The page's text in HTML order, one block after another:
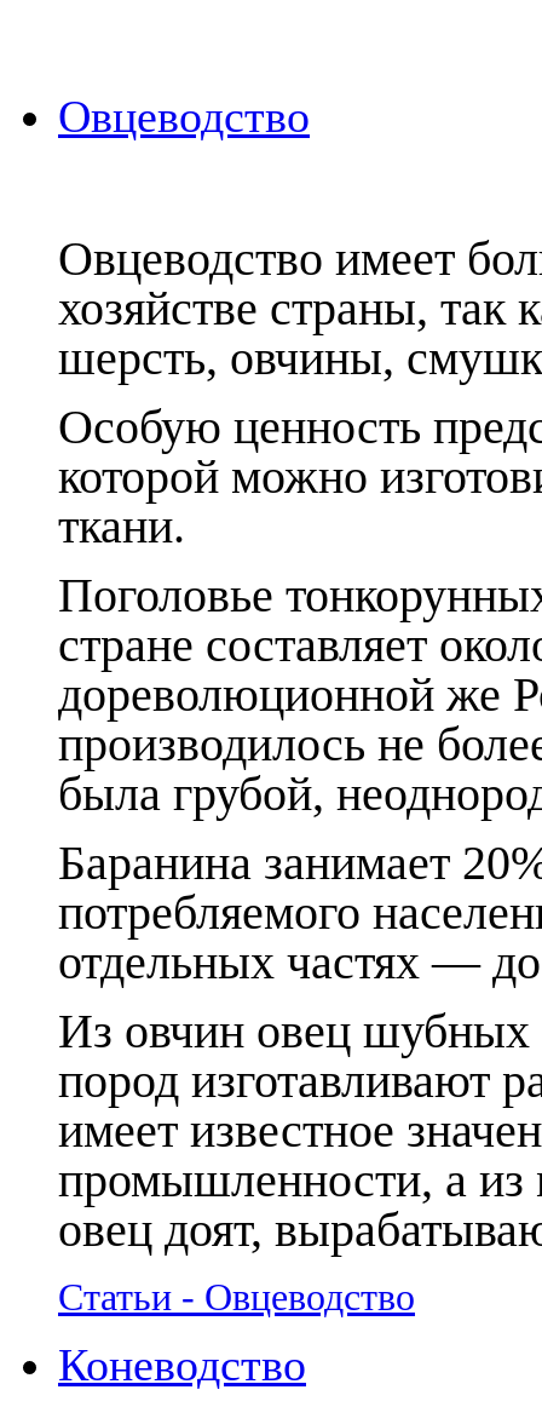
Овцеводство
Овцеводство имеет
хозяйстве страны,
шерсть, овчины,
Особую ценность
которой можно
ткани.
Поголовье
стране составляет
дореволюционной же
производилось не
была грубой,
Баранина занимает
потребляемого
отдельных частях —
Из овчин овец
пород изготавливают
имеет известное
промышленности, а из
овец доят,
Статьи - Овцеводство
Коневодство